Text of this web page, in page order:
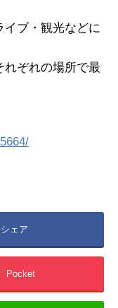
イブ・観光などに
れぞれの場所で最
シェア
Pocket